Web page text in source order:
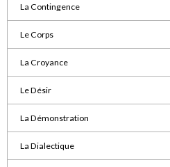
La Contingence
Le Corps
La Croyance
Le Désir
La Démonstration
La Dialectique